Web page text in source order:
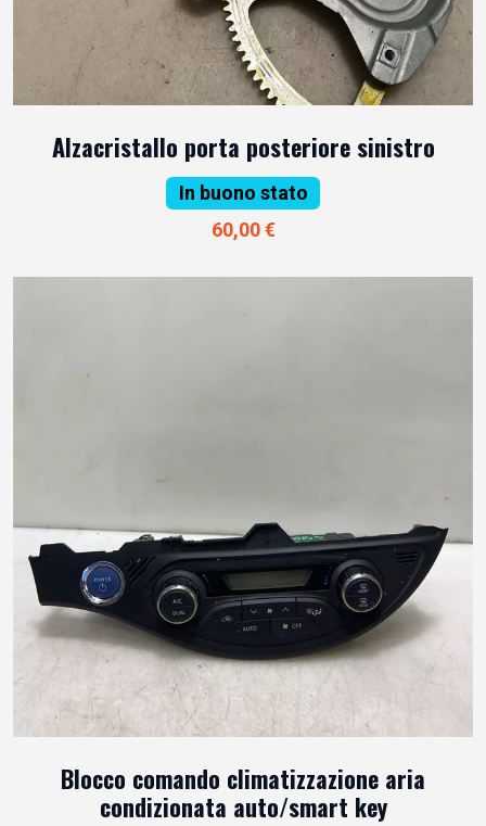
Alzacristallo porta posteriore sinistro
In buono stato
60,00 €
Blocco comando climatizzazione aria
condizionata auto/smart key